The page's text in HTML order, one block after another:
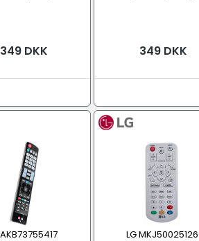
349 DKK 349 DKK
LG MKJ50025126